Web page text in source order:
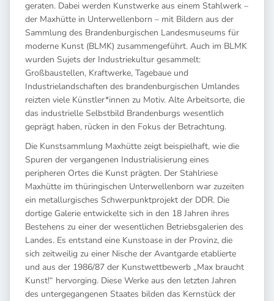
geraten. Dabei werden Kunstwerke aus einem Stahlwerk –
der Maxhütte in Unterwellenborn – mit Bildern aus der
Sammlung des Brandenburgischen Landesmuseums für
moderne Kunst (BLMK) zusammengeführt. Auch im BLMK
wurden Sujets der Industriekultur gesammelt:
Großbaustellen, Kraftwerke, Tagebaue und
Industrielandschaften des brandenburgischen Umlandes
reizten viele Künstler*innen zu Motiv. Alte Arbeitsorte, die
das industrielle Selbstbild Brandenburgs wesentlich
geprägt haben, rücken in den Fokus der Betrachtung.
Die Kunstsammlung Maxhütte zeigt beispielhaft, wie die
Spuren der vergangenen Industrialisierung eines
peripheren Ortes die Kunst prägten. Der Stahlriese
Maxhütte im thüringischen Unterwellenborn war zuzeiten
ein metallurgisches Schwerpunktprojekt der DDR. Die
dortige Galerie entwickelte sich in den 18 Jahren ihres
Bestehens zu einer der wesentlichen Betriebsgalerien des
Landes. Es entstand eine Kunstoase in der Provinz, die
sich zeitweilig zu einer Nische der Avantgarde etablierte
und aus der 1986/87 der Kunstwettbewerb „Max braucht
Kunst!“ hervorging. Diese Werke aus den letzten Jahren
des untergegangenen Staates bilden das Kernstück der